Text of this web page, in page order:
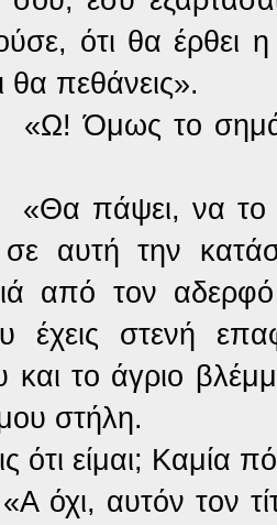
ότι θα
θα πεθάνεις».
«Ω! Όμως το
«Θα πάψει, να το
σε αυτή την
από τον
έχεις στενή
το άγριο
στήλη.
ότι είμαι; Καμία
«Α όχι, αυτόν τον